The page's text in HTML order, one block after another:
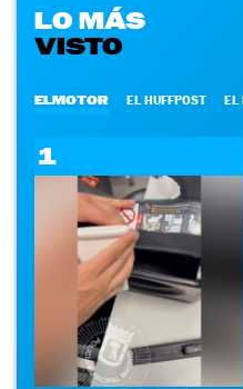
LO MÁS
VISTO
ELMOTOR EL HUFFPOST EL
1